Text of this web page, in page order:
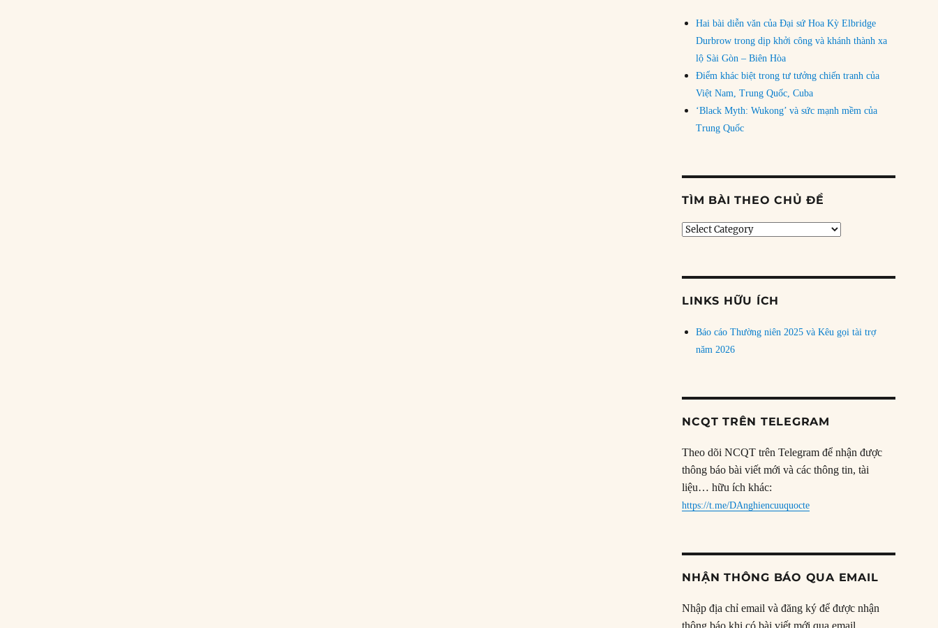
Hai bài diễn văn của Đại sứ Hoa Kỳ Elbridge
Durbrow trong dịp khởi công và khánh thành xa
lộ Sài Gòn – Biên Hòa
Điểm khác biệt trong tư tưởng chiến tranh của
Việt Nam, Trung Quốc, Cuba
‘Black Myth: Wukong’ và sức mạnh mềm của
Trung Quốc
TÌM BÀI THEO CHỦ ĐỀ
Tìm
LINKS HỮU ÍCH
Báo cáo Thường niên 2025 và Kêu gọi tài trợ
năm 2026
NCQT TRÊN TELEGRAM
Theo dõi NCQT trên Telegram để nhận được
thông báo bài viết mới và các thông tin, tài
liệu… hữu ích khác:
https://t.me/DAnghiencuuquocte
NHẬN THÔNG BÁO QUA EMAIL
Nhập địa chỉ email và đăng ký để được nhận